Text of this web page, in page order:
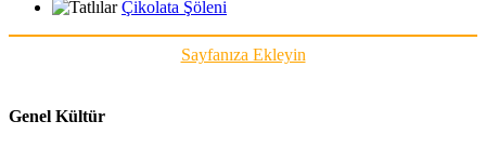
Çikolata Şöleni
Sayfanıza Ekleyin
Genel Kültür